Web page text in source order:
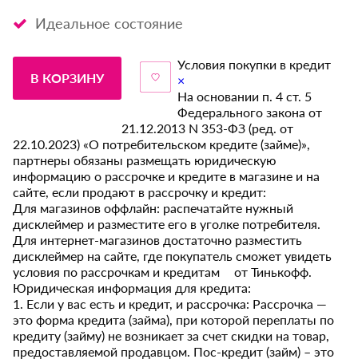
Идеальное состояние
В КОРЗИНУ
Условия покупки в кредит
×
На основании п. 4 ст. 5
Федерального закона от
21.12.2013 N 353-ФЗ (ред. от
22.10.2023) «О потребительском кредите (займе)»,
партнеры обязаны размещать юридическую
информацию о рассрочке и кредите в магазине и на
сайте, если продают в рассрочку и кредит:
Для магазинов оффлайн: распечатайте нужный
дисклеймер и разместите его в уголке потребителя.
Для интернет-магазинов достаточно разместить
дисклеймер на сайте, где покупатель сможет увидеть
условия по рассрочкам и кредитам от Тинькофф.
Юридическая информация для кредита:
1. Если у вас есть и кредит, и рассрочка: Рассрочка —
это форма кредита (займа), при которой переплаты по
кредиту (займу) не возникает за счет скидки на товар,
предоставляемой продавцом. Пос-кредит (займ) – это